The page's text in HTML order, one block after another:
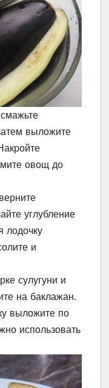
выложите
овощ до
углубление
лодочку
и
сулугуни и
на баклажан.
выложите по
использовать